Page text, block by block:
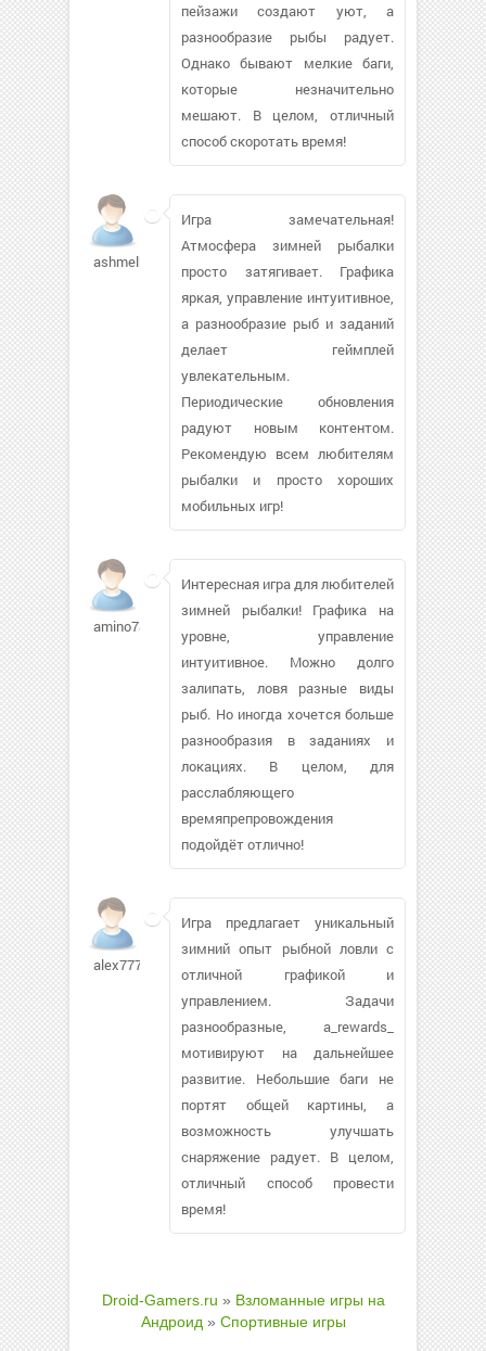
пейзажи создают уют, а
разнообразие рыбы радует.
Однако бывают мелкие баги,
которые незначительно
мешают. В целом, отличный
способ скоротать время!
ashmelkin
Игра замечательная!
Атмосфера зимней рыбалки
просто затягивает. Графика
яркая, управление интуитивное,
а разнообразие рыб и заданий
делает геймплей
увлекательным.
Периодические обновления
радуют новым контентом.
Рекомендую всем любителям
рыбалки и просто хороших
мобильных игр!
amino787
Интересная игра для любителей
зимней рыбалки! Графика на
уровне, управление
интуитивное. Можно долго
залипать, ловя разные виды
рыб. Но иногда хочется больше
разнообразия в заданиях и
локациях. В целом, для
расслабляющего
времяпрепровождения
подойдёт отлично!
alex7779256
Игра предлагает уникальный
зимний опыт рыбной ловли с
отличной графикой и
управлением. Задачи
разнообразные, а_rewards_
мотивируют на дальнейшее
развитие. Небольшие баги не
портят общей картины, а
возможность улучшать
снаряжение радует. В целом,
отличный способ провести
время!
Droid-Gamers.ru » Взломанные игры на
Андроид » Спортивные игры